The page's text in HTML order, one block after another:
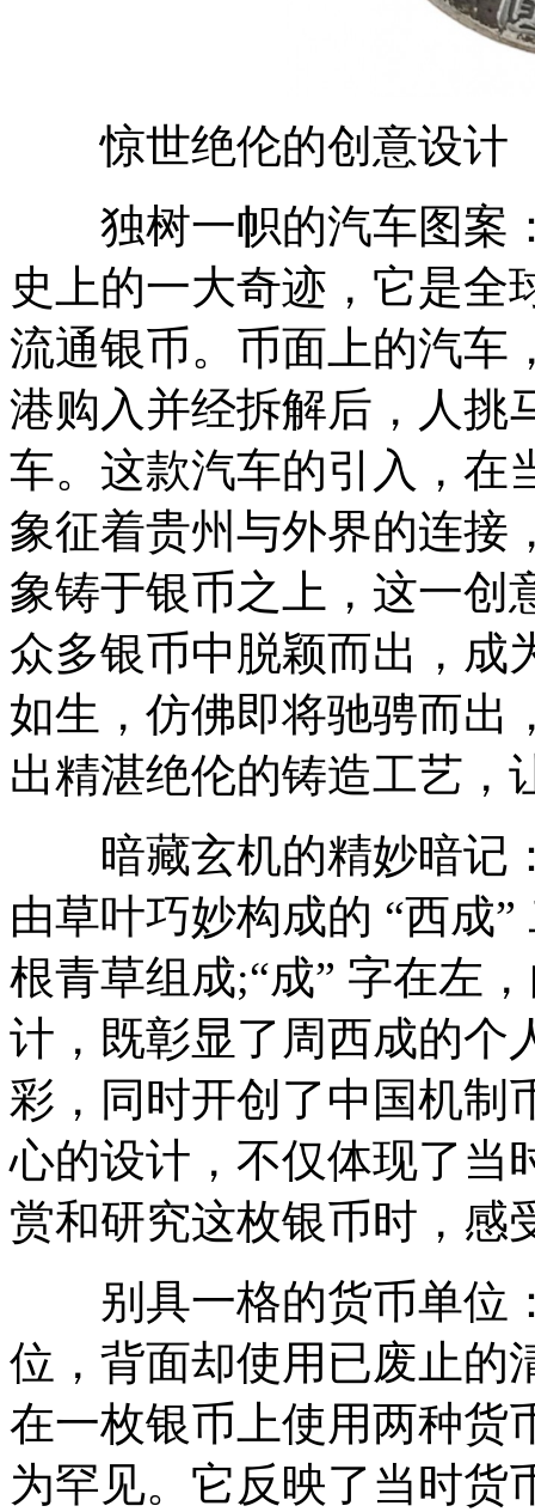
惊世绝伦的创意设计
独树一帜的汽车图案
史上的一大奇迹，它是全
流通银币。币面上的汽车
港购入并经拆解后，人挑
车。这款汽车的引入，在
象征着贵州与外界的连接
象铸于银币之上，这一创
众多银币中脱颖而出，成
如生，仿佛即将驰骋而出
出精湛绝伦的铸造工艺，
暗藏玄机的精妙暗记
由草叶巧妙构成的 “西成
根青草组成;“成” 字在左
计，既彰显了周西成的个
彩，同时开创了中国机制
心的设计，不仅体现了当
赏和研究这枚银币时，感
别具一格的货币单位：
位，背面却使用已废止的
在一枚银币上使用两种货
为罕见。它反映了当时货